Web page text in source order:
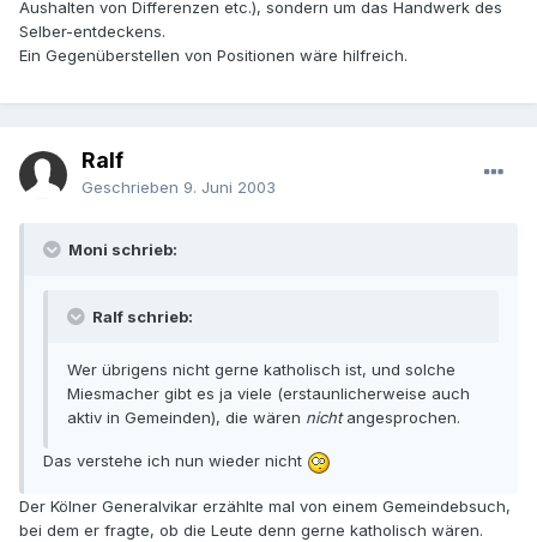
Aushalten von Differenzen etc.), sondern um das Handwerk des
Selber-entdeckens.
Ein Gegenüberstellen von Positionen wäre hilfreich.
Ralf
Geschrieben 9. Juni 2003
Moni schrieb:
Ralf schrieb:
Wer übrigens nicht gerne katholisch ist, und solche
Miesmacher gibt es ja viele (erstaunlicherweise auch
aktiv in Gemeinden), die wären nichtangesprochen.
Das verstehe ich nun wieder nicht
Der Kölner Generalvikar erzählte mal von einem Gemeindebsuch,
bei dem er fragte, ob die Leute denn gerne katholisch wären.